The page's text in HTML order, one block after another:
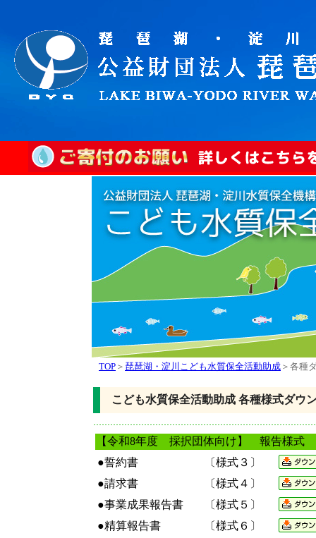
TOP ＞ 琵琶湖・淀川こども水質保全活動助成 ＞各種
こども水質保全活動助成 各種様式ダウ
【令和8年度 採択団体向け】 報告様式
●誓約書
〔様式３〕
●請求書
〔様式４〕
●事業成果報告書
〔様式５〕
●精算報告書
〔様式６〕